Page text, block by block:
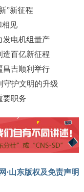
”新征程
相见
发电机组量产
造百亿新征程
昌吉顺利举行
守护文明的升级
要职务
·山东版权及免责声明